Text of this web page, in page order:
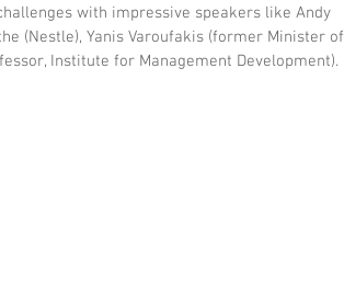
with impressive speakers like Andy
(Nestle), Yanis Varoufakis (former Minister of
Institute for Management Development).